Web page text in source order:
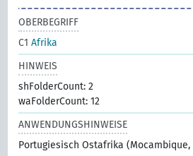
OBERBEGRIFF
C1Afrika
HINWEIS
shFolderCount: 2
waFolderCount: 12
ANWENDUNGSHINWEISE
Portugiesisch Ostafrika (Mocambique,